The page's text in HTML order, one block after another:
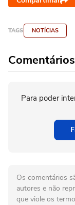
TAGS NOTÍCIAS
Para poder
Os comentários
autores e não
que viole os